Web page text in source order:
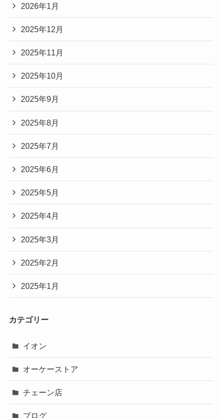
2026年1月
2025年12月
2025年11月
2025年10月
2025年9月
2025年8月
2025年7月
2025年6月
2025年5月
2025年4月
2025年3月
2025年2月
2025年1月
カテゴリー
イオン
オーケーストア
チェーン店
ブログ